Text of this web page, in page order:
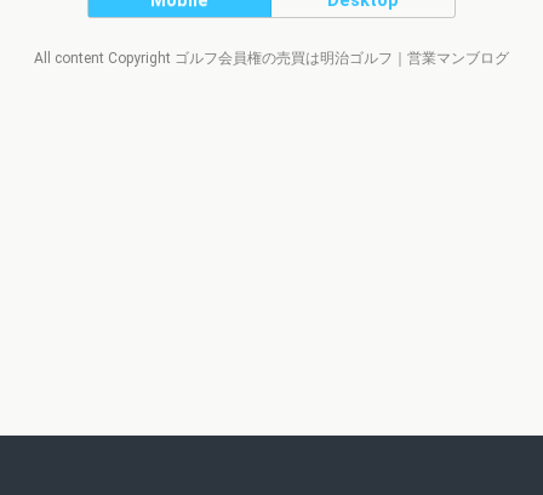
All content Copyright ゴルフ会員権の売買は明治ゴルフ｜営業マンブログ